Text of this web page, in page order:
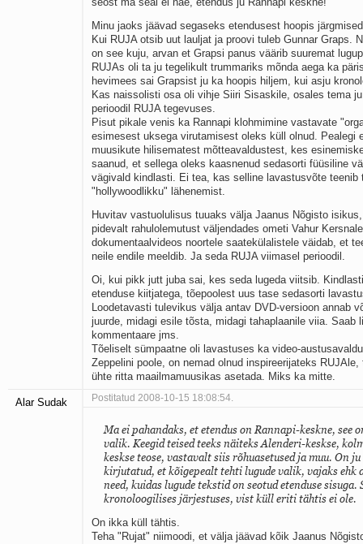
Minu jaoks jäävad segaseks etendusest hoopis
Kui RUJA otsib uut lauljat ja proovi tuleb Gunnar Graps.
on see kuju, arvan et Grapsi panus väärib suuremat
RUJAs oli ta ju tegelikult trummariks mõnda aega ka
hevimees sai Grapsist ju ka hoopis hiljem, kui asju
Kas naissolisti osa oli vihje Siiri Sisaskile, osales tema
perioodil RUJA tegevuses.
Pisut pikale venis ka Rannapi klohmimine vastavate
esimesest uksega virutamisest oleks küll olnud. Pealegi
muusikute hilisematest mõtteavaldustest, kes
saanud, et sellega oleks kaasnenud sedasorti füüsiline
vägivald kindlasti. Ei tea, kas selline lavastusvõte teenib
"hollywoodlikku" lähenemist.
Huvitav vastuolulisus tuuaks välja Jaanus Nõgisto
pidevalt rahulolemutust väljendades ometi Vahur
dokumentaalvideos noortele saatekülalistele väidab, et
neile endile meeldib. Ja seda RUJA viimasel perioodil.
Oi, kui pikk jutt juba sai, kes seda lugeda viitsib.
etenduse kiitjatega, tõepoolest uus tase sedasorti
Loodetavasti tulevikus välja antav DVD-versioon annab
juurde, midagi esile tõsta, midagi tahaplaanile viia. Saab
kommentaare jms.
Tõeliselt sümpaatne oli lavastuses ka video-
Zeppelini poole, on nemad olnud inspireerijateks RUJAle,
ühte ritta maailmamuusikas asetada. Miks ka mitte.
Alar Sudak Postitatud 2008-10-15 18:08:54.
Ma ei pahandaks, et etendus on Rannapi-keskne, see
valik. Keegid teised teeks näiteks Alenderi-keskse,
keskse teose, vastavalt siis rõhuasetused ja muu. On
kirjutatud, et kõigepealt tehti lugude valik, vajaks ehk
need, kuidas lugude tekstid on seotud etenduse sisuga.
kronoloogilises järjestuses, vist küll eriti tähtis ei ole.
On ikka küll tähtis.
Teha "Rujat" niimoodi, et välja jäävad kõik Jaanus